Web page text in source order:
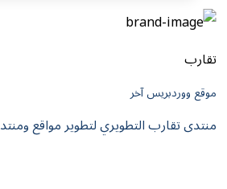
تقارب
موقع ووردبريس آخر
منتدى تقارب التطويري لتطوير مواقع